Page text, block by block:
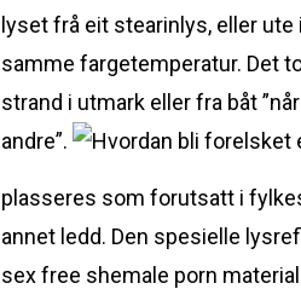
lyset frå eit stearinlys, eller
samme fargetemperatur. Det
strand i utmark eller fra båt
andre”.
plasseres som forutsatt i
annet ledd. Den spesielle
sex free shemale porn